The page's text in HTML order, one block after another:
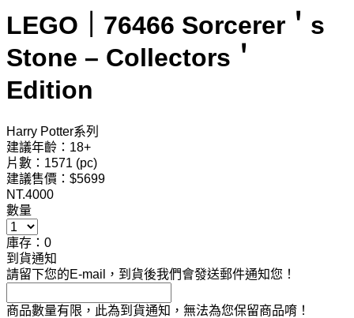
LEGO｜76466 Sorcerer＇s
Stone – Collectors＇
Edition
Harry Potter系列
建議年齡：18+
片數：1571 (pc)
建議售價：$5699
NT.4000
數量
庫存：0
到貨通知
請留下您的E-mail，到貨後我們會發送郵件通知您！
商品數量有限，此為到貨通知，無法為您保留商品唷！